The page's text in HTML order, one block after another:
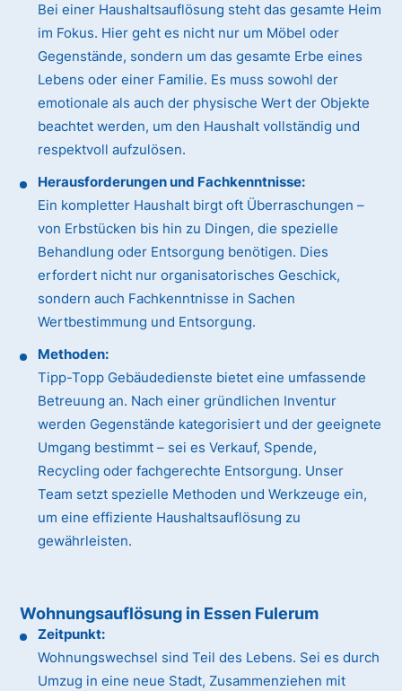
Bei einer Haushaltsauflösung steht das gesamte Heim
im Fokus. Hier geht es nicht nur um Möbel oder
Gegenstände, sondern um das gesamte Erbe eines
Lebens oder einer Familie. Es muss sowohl der
emotionale als auch der physische Wert der Objekte
beachtet werden, um den Haushalt vollständig und
respektvoll aufzulösen.
Herausforderungen und Fachkenntnisse:
Ein kompletter Haushalt birgt oft Überraschungen –
von Erbstücken bis hin zu Dingen, die spezielle
Behandlung oder Entsorgung benötigen. Dies
erfordert nicht nur organisatorisches Geschick,
sondern auch Fachkenntnisse in Sachen
Wertbestimmung und Entsorgung.
Methoden:
Tipp-Topp Gebäudedienste bietet eine umfassende
Betreuung an. Nach einer gründlichen Inventur
werden Gegenstände kategorisiert und der geeignete
Umgang bestimmt – sei es Verkauf, Spende,
Recycling oder fachgerechte Entsorgung. Unser
Team setzt spezielle Methoden und Werkzeuge ein,
um eine effiziente Haushaltsauflösung zu
gewährleisten.
Wohnungsauflösung in Essen Fulerum
Zeitpunkt:
Wohnungswechsel sind Teil des Lebens. Sei es durch
Umzug in eine neue Stadt, Zusammenziehen mit